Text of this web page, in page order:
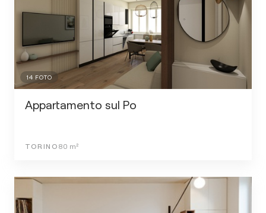
14 FOTO
Appartamento sul Po
TORINO 80 m²